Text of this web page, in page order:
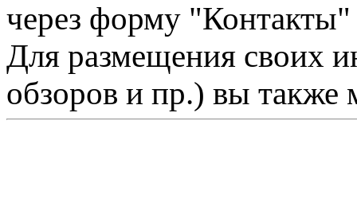
через форму "Контакты"
Для размещения своих
обзоров и пр.) вы также